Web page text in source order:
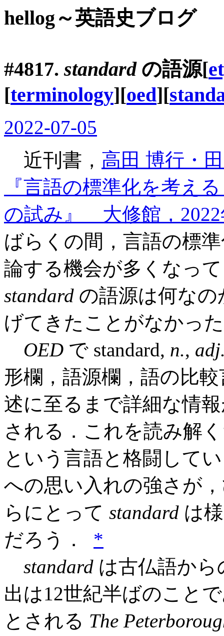
hellog～英語史ブログ
#4817.standardの語源[
[terminology][oed][
2022-07-05
近刊書， 高田 博行・
『言語の標準化を考え
の試み』 大修館，2022
ばらくの間，言語の標
論する機会が多くなっ
standard の語源は何なの
げてきたことがなかっ
OED で standard, n.,
形欄，語源欄，語の比
述に至るまで詳細な情
される．これを読み解
という言語と格闘して
への思い入れの強さが
らにとって standard は
だろう． *
standard は古仏語か
出は12世紀半ばのこと
とされる The